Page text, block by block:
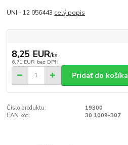
UNI - 12 056443 celý popis
8,25 EUR/ks
6,71 EUR bez DPH
Pridať do košíka
Číslo produktu:
19300
EAN kód:
30 1009-307